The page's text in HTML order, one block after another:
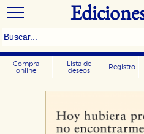
Compra
online
Lista de
deseos
Registro